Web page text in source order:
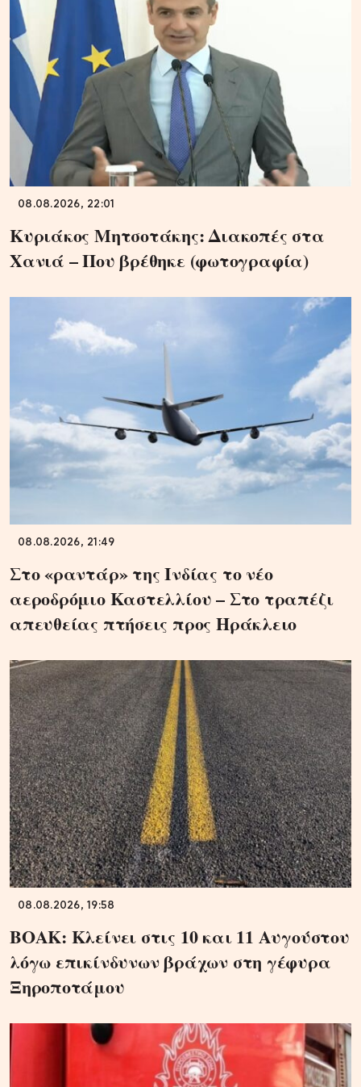
08.08.2026, 22:01
Κυριάκος Μητσοτάκης: Διακοπές στα
Χανιά – Που βρέθηκε (φωτογραφία)
08.08.2026, 21:49
Στο «ραντάρ» της Ινδίας το νέο
αεροδρόμιο Καστελλίου – Στο τραπέζι
απευθείας πτήσεις προς Ηράκλειο
08.08.2026, 19:58
ΒΟΑΚ: Κλείνει στις 10 και 11 Αυγούστου
λόγω επικίνδυνων βράχων στη γέφυρα
Ξηροποτάμου